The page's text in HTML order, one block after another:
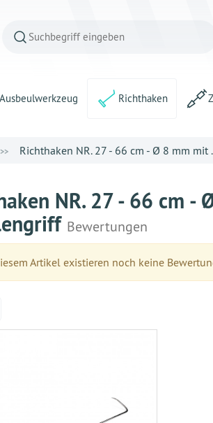
Ausbeulwerkzeug Richthaken
Richthaken NR. 27 - 66 cm - Ø 8 mm mit
NR. 27 - 66 cm
Bewertungen
Artikel existieren noch keine